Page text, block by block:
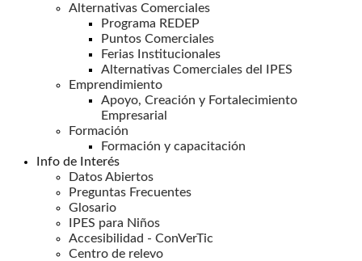
Alternativas Comerciales
Programa REDEP
Puntos Comerciales
Ferias Institucionales
Alternativas Comerciales del IPES
Emprendimiento
Apoyo, Creación y Fortalecimiento
Empresarial
Formación
Formación y capacitación
Info de Interés
Datos Abiertos
Preguntas Frecuentes
Glosario
IPES para Niños
Accesibilidad - ConVerTic
Centro de relevo